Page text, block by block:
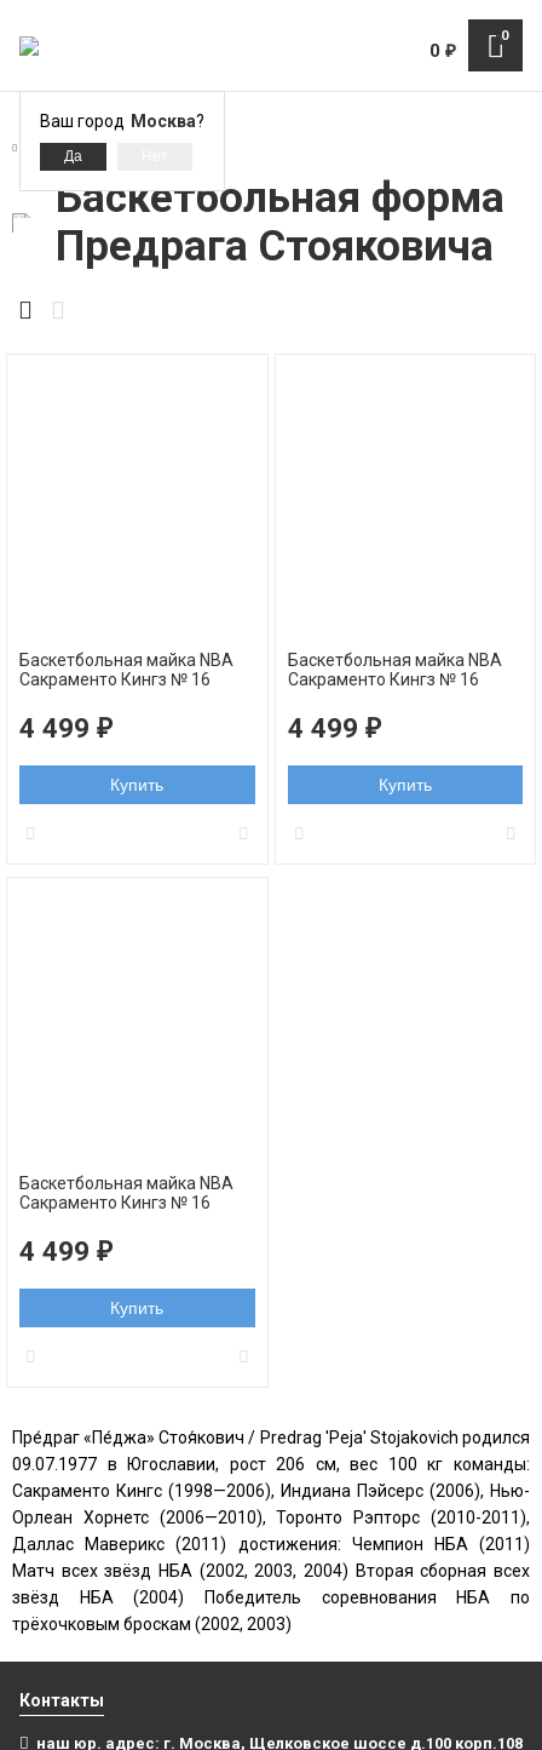
0
0 ₽
Ваш город Москва?
Ретро игроки NBA
Баскетбольная форма
Предрага Стояковича
Баскетбольная майка NBA
Сакраменто Кингз № 16
swingman РЕТРО
4 499 ₽
Купить
Баскетбольная майка NBA
Сакраменто Кингз № 16
фиолетовая swingman
РЕТРО
4 499 ₽
Купить
Баскетбольная майка NBA
Сакраменто Кингз № 16
swingman РЕТРО
4 499 ₽
Купить
Пре́драг «Пе́джа» Стоя́кович / Predrag 'Peja' Stojakovich родился
09.07.1977 в Югославии, рост 206 см, вес 100 кг команды:
Сакраменто Кингс (1998—2006), Индиана Пэйсерс (2006), Нью-
Орлеан Хорнетс (2006—2010), Торонто Рэпторс (2010-2011),
Даллас Маверикс (2011) достижения: Чемпион НБА (2011)
Матч всех звёзд НБА (2002, 2003, 2004) Вторая сборная всех
звёзд НБА (2004) Победитель соревнования НБА по
трёхочковым броскам (2002, 2003)
Контакты
наш юр. адрес: г. Москва, Щелковское шоссе д.100 корп.108